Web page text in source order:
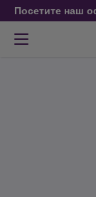
Посетите наш